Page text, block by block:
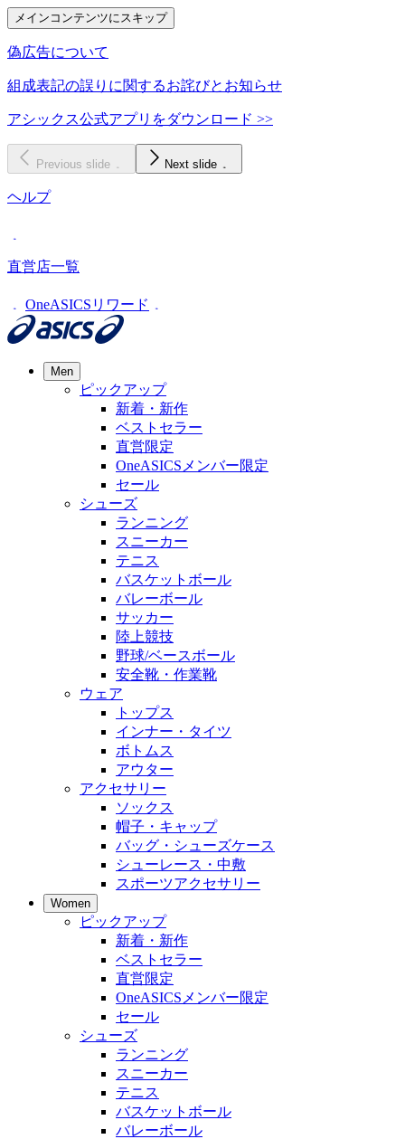
メインコンテンツにスキップ
偽広告について
組成表記の誤りに関するお詫びとお知らせ
アシックス公式アプリをダウンロード >>
Previous slide Next slide
ヘルプ
直営店一覧
OneASICSリワード
Men
ピックアップ
新着・新作
ベストセラー
直営限定
OneASICSメンバー限定
セール
シューズ
ランニング
スニーカー
テニス
バスケットボール
バレーボール
サッカー
陸上競技
野球/ベースボール
安全靴・作業靴
ウェア
トップス
インナー・タイツ
ボトムス
アウター
アクセサリー
ソックス
帽子・キャップ
バッグ・シューズケース
シューレース・中敷
スポーツアクセサリー
Women
ピックアップ
新着・新作
ベストセラー
直営限定
OneASICSメンバー限定
セール
シューズ
ランニング
スニーカー
テニス
バスケットボール
バレーボール